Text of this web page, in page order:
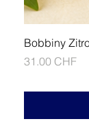
Bobbiny
Prix
31.00 CHF